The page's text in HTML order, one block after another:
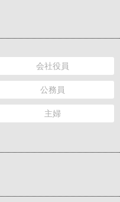
会社役員
公務員
主婦